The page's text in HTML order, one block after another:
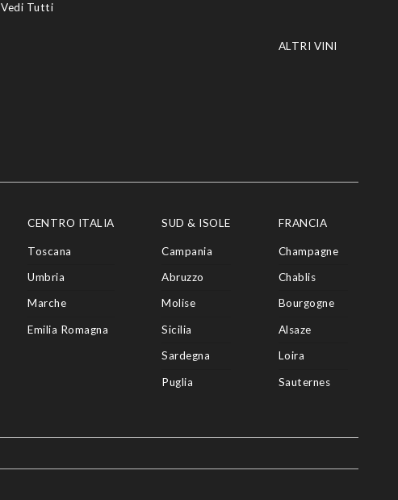
Vedi Tutti
ALTRI VINI
CENTRO ITALIA
Toscana
Umbria
Marche
Emilia Romagna
SUD & ISOLE
Campania
Abruzzo
Molise
Sicilia
Sardegna
Puglia
FRANCIA
Champagne
Chablis
Bourgogne
Alsaze
Loira
Sauternes